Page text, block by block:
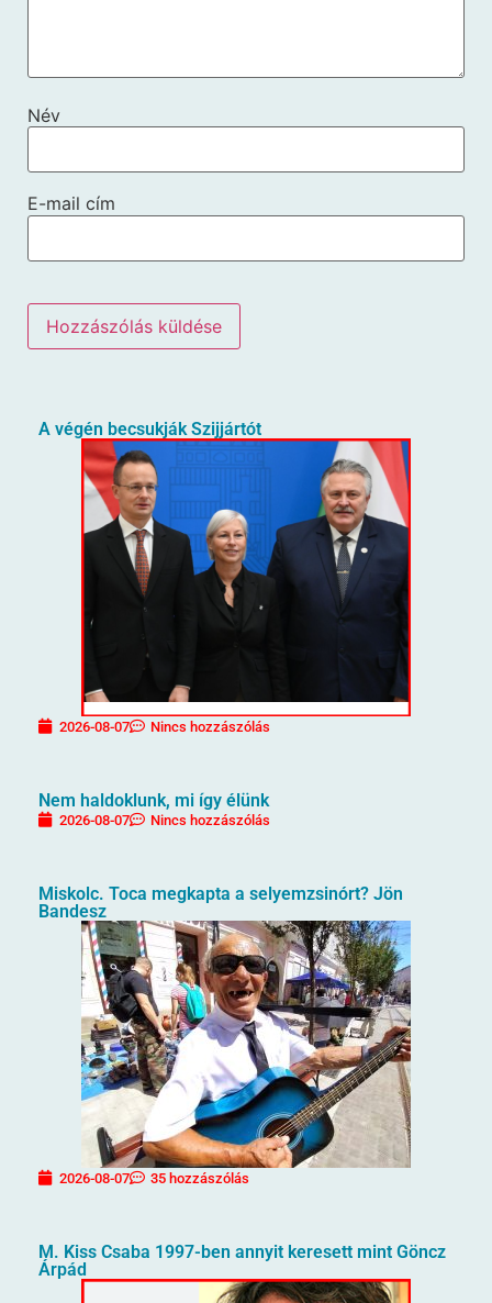
Név
E-mail cím
A végén becsukják Szijjártót
2026-08-07 Nincs hozzászólás
Nem haldoklunk, mi így élünk
2026-08-07 Nincs hozzászólás
Miskolc. Toca megkapta a selyemzsinórt? Jön
Bandesz
2026-08-07 35 hozzászólás
M. Kiss Csaba 1997-ben annyit keresett mint Göncz
Árpád